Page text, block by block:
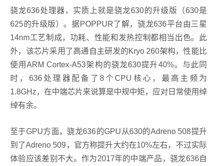
骁龙636处理器，实质上就是骁龙630的升级版（630是
625的升级版）。据POPPUR了解，骁龙636平台由三星
14nm工艺制成，功耗、性能和发热控制都相当出色。此
外，该芯片采用了高通自主研发的Kryo 260架构，性能比
使用ARM Cortex-A53架构的骁龙630提升40%。与此同
时，636处理器配备了8个CPU核心，最高主频为
1.8GHz，在中端芯片来说算是中规中矩，应对日常使用绰
绰有余。
至于GPU方面，骁龙636的GPU从630的Adreno 508提升
到了Adreno 509，官方称提升大约在10%左右，不过实际
体验应该差别不大。作为2017年的中端产品，骁龙636自